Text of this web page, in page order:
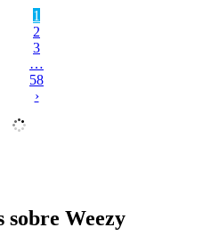
1
2
3
…
58
›
sobre Weezy